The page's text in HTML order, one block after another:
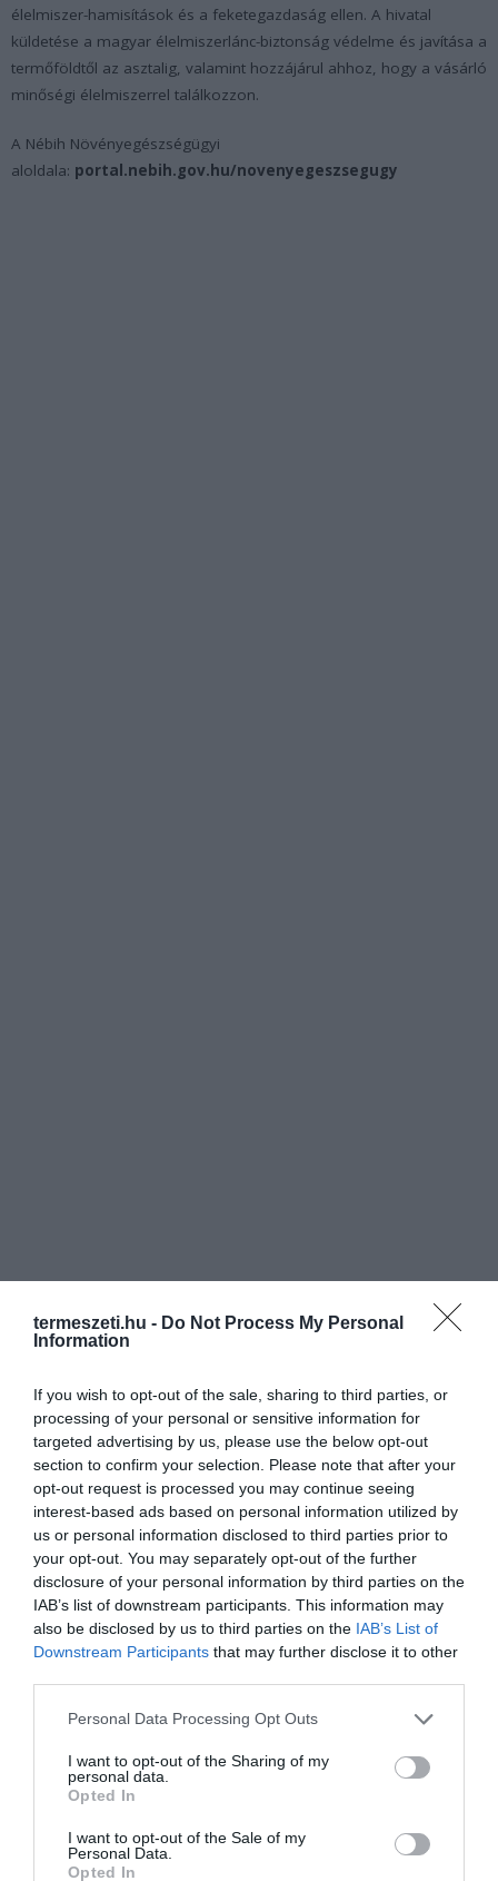
termeszeti.hu - Do Not Process My Personal
Information
If you wish to opt-out of the sale, sharing to third parties, or
processing of your personal or sensitive information for
targeted advertising by us, please use the below opt-out
section to confirm your selection. Please note that after your
opt-out request is processed you may continue seeing
interest-based ads based on personal information utilized by
us or personal information disclosed to third parties prior to
your opt-out. You may separately opt-out of the further
disclosure of your personal information by third parties on the
IAB’s list of downstream participants. This information may
also be disclosed by us to third parties on the IAB’s List of
Downstream Participants that may further disclose it to other
Please note that this website/app uses one or more Google
not limited to your visit or usage behaviour. You may click to
grant or deny consent to Google and its third-party tags to
use your data for below specified purposes in below Google
consent section.
Personal Data Processing Opt Outs
I want to opt-out of the Sharing of my
personal data.
Opted In
I want to opt-out of the Sale of my
Personal Data.
Opted In
élelmiszer-hamisítások és a feketegazdaság ellen. A hivatal
küldetése a magyar élelmiszerlánc-biztonság védelme és javítása a
termőföldtől az asztalig, valamint hozzájárul ahhoz, hogy a vásárló
minőségi élelmiszerrel találkozzon.
A Nébih Növényegészségügyi
aloldala: portal.nebih.gov.hu/novenyegeszsegugy